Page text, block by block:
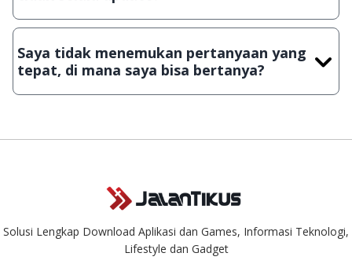
Demi menjaga kualitas aplikasi dan games yang ada di
download secara manual, sehingga kuota sebesar ribuan
aplikasi & games tidak dapat tercapai dalam waktu yang
singkat.
Saya tidak menemukan pertanyaan yang
tepat, di mana saya bisa bertanya?
Kami dengan senang hati menjawab setiap pertanyaan yang
Solusi Lengkap Download Aplikasi dan Games, Informasi Teknologi,
Lifestyle dan Gadget